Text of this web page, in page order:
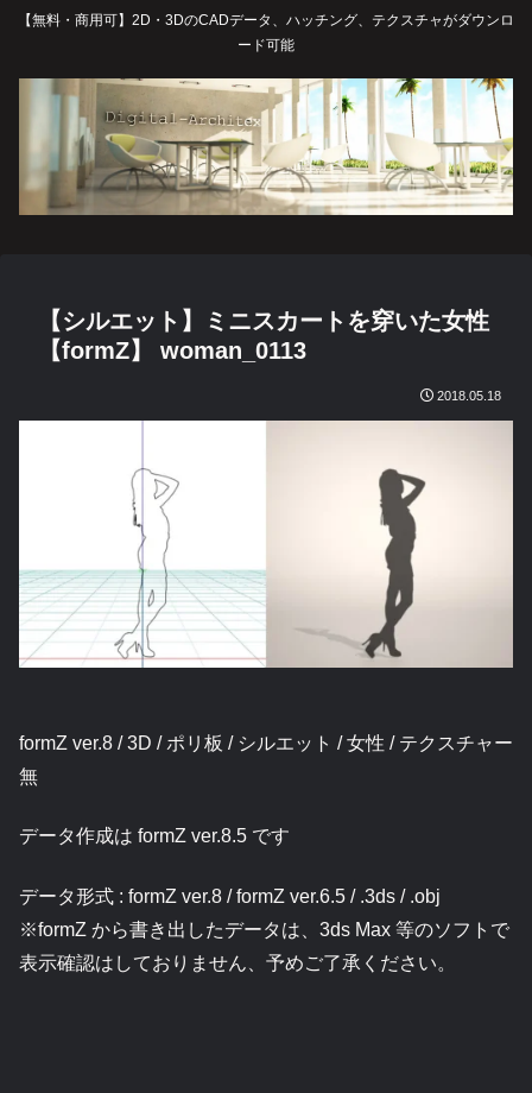
【無料・商用可】2D・3DのCADデータ、ハッチング、テクスチャがダウンロ
ード可能
【シルエット】ミニスカートを穿いた女性
【formZ】 woman_0113
2018.05.18
formZ ver.8 / 3D / ポリ板 / シルエット / 女性 / テクスチャー
無
データ作成は formZ ver.8.5 です
データ形式 : formZ ver.8 / formZ ver.6.5 / .3ds / .obj
※formZ から書き出したデータは、3ds Max 等のソフトで
表示確認はしておりません、予めご了承ください。